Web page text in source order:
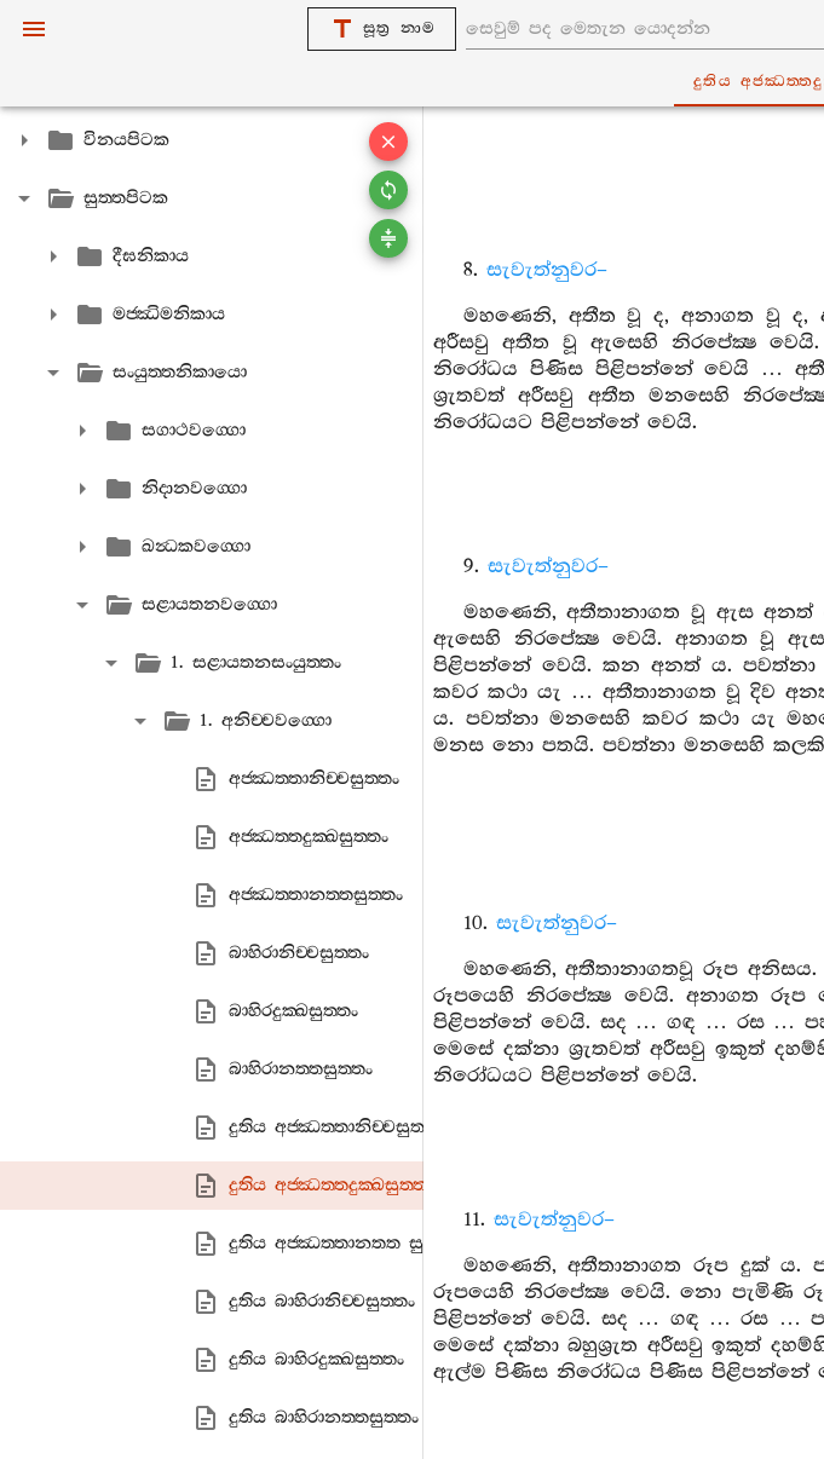
සූත්‍ර නාම
දුතිය
විනයපිටක
සුත‍්තපිටක
දීඝනිකාය
මජ‍්ඣිමනිකාය
සංයුත‍්තනිකායො
සගාථවග‍්ගො
නිදානවග‍්ගො
ඛන්‍ධකවග‍්ගො
සළායතනවග‍්ගො
1. සළායතනසංයුත‍්තං
1. අනිච‍්චවග‍්ගො
අජ‍්ඣත‍්තානිච‍්චසුත‍්තං
අජ‍්ඣත‍්තදුක‍්ඛසුත‍්තං
අජ‍්ඣත‍්තානත‍්තසුත‍්තං
බාහිරානිච‍්චසුත‍්තං
බාහිරදුක‍්ඛසුත‍්තං
බාහිරානත‍්තසුත‍්තං
දුතිය අජ‍්ඣත‍්තානිච‍්චසුත‍්තං
දුතිය අජ‍්ඣත‍්තදුක‍්ඛසුත‍්තං
දුතිය අජ‍්ඣත‍්තානතත සුත‍්තං
දුතිය බාහිරානිච‍්චසුත‍්තං
දුතිය බාහිරදුක‍්ඛසුත‍්තං
දුතිය බාහිරානත‍්තසුත‍්තං
8. සැවැත්නුවර–
මහණෙනි, අතීත වූ ද, අනාගත වූ ද,
අරීසවු අතීත වූ ඇසෙහි නිරපේක්‍ෂ
නිරෝධය පිණිස පිළිපන්නේ වෙයි …
ශ්‍රැතවත් අරීසවු අතීත මනසෙහි
නිරෝධයට පිළිපන්නේ වෙයි.
9. සැවැත්නුවර–
මහණෙනි, අතීතානාගත වූ ඇස අනත්
ඇසෙහි නිරපේක්‍ෂ වෙයි. අනාගත වූ
පිළිපන්නේ වෙයි. කන අනත් ය. පවත්නා
කවර කථා යැ … අතීතානාගත වූ දිව
ය. පවත්නා මනසෙහි කවර කථා යැ
මනස නො පතයි. පවත්නා මනසෙහි
10. සැවැත්නුවර–
මහණෙනි, අතීතානාගතවූ රූප අනිසය.
රූපයෙහි නිරපේක්‍ෂ වෙයි. අනාගත
පිළිපන්නේ වෙයි. සද … ගඳ … රස …
මෙසේ දක්නා ශ්‍රැතවත් අරීසවු ඉකුත්
නිරෝධයට පිළිපන්නේ වෙයි.
11. සැවැත්නුවර–
මහණෙනි, අතීතානාගත රූප දුක් ය.
රූපයෙහි නිරපේක්‍ෂ වෙයි. නො
පිළිපන්නේ වෙයි. සද … ගඳ … රස …
මෙසේ දක්නා බහුශ්‍රුත අරීසවු ඉකුත්
ඇල්ම පිණිස නිරෝධය පිණිස පිළිපන්නේ